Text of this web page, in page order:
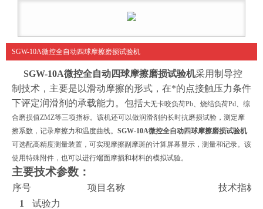
SGW-10A微控全自动四球摩擦磨损试验机
SGW-10A微控全自动四球摩擦磨损试验机采用制导控
制技术，主要是以滑动摩擦的形式，在*的点接触压力条件
下评定润滑剂的承载能力。包括大无卡咬负荷Pb、烧结负荷Pd、综
合磨损值ZMZ等三项指标。该机还可以做润滑剂的长时抗磨损试验，测定摩
擦系数，记录摩擦力和温度曲线。 SGW-10A微控全自动四球摩擦磨损试验机
可选配高精度测量装置，可实现摩擦副摩斑的计算屏幕显示，测量和记录。该
使用特殊附件，也可以进行端面摩损和材料的模拟试验。
主要技术参数：
序号 项目名称
技术指标
1
试验力